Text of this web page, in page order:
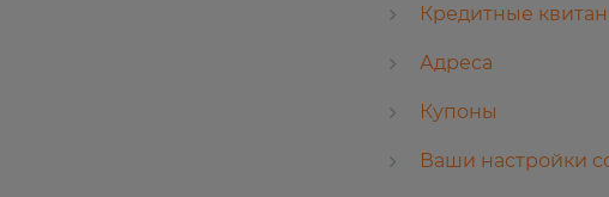
Кредитные
Адреса
Купоны
Ваши настройки